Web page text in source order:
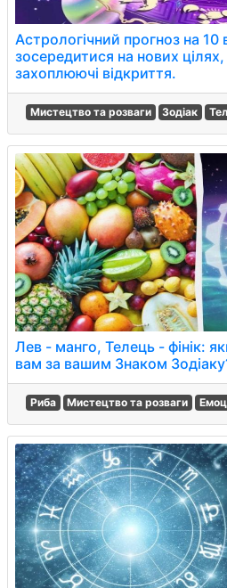
Астрологічний прогноз на
зосередитися на нових
захоплюючі відкриття.
Мистецтво та розваги Зодіак
Лев - манго, Телець - фінік:
вам за вашим Знаком
Риба Мистецтво та розваги